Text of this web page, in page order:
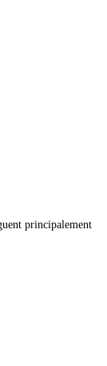
principalement